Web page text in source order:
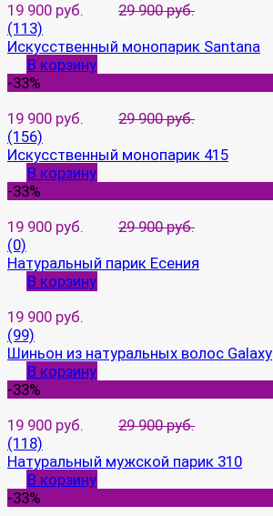
19 900 руб.
29 900 руб.
(113)
Искусственный монопарик Santana
В корзину
-33%
19 900 руб.
29 900 руб.
(156)
Искусственный монопарик 415
В корзину
-33%
19 900 руб.
29 900 руб.
(0)
Натуральный парик Есения
В корзину
19 900 руб.
(99)
Шиньон из натуральных волос Galaxy
В корзину
-33%
19 900 руб.
29 900 руб.
(118)
Натуральный мужской парик 310
В корзину
-33%